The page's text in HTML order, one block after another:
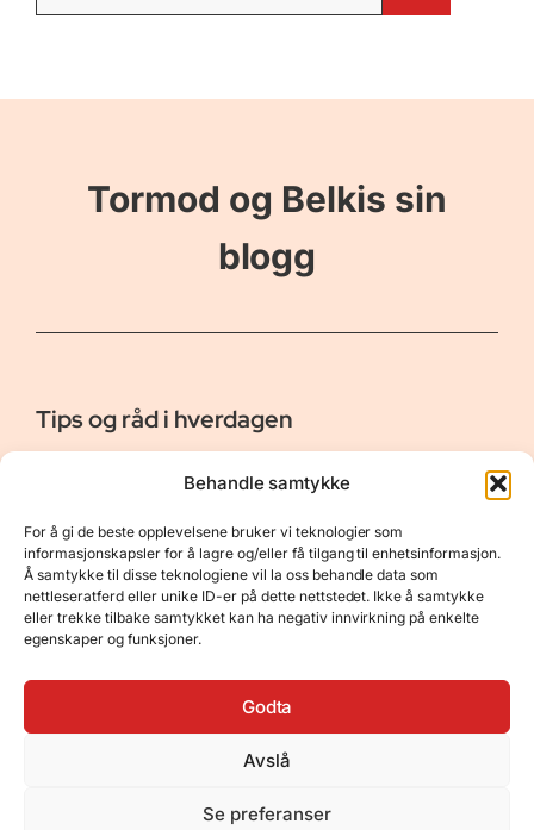
Behandle samtykke
For å gi de beste opplevelsene bruker vi teknologier som
informasjonskapsler for å lagre og/eller få tilgang til enhetsinformasjon.
Å samtykke til disse teknologiene vil la oss behandle data som
nettleseratferd eller unike ID-er på dette nettstedet. Ikke å samtykke
eller trekke tilbake samtykket kan ha negativ innvirkning på enkelte
egenskaper og funksjoner.
Godta
Avslå
Se preferanser
Tormod og Belkis sin
blogg
Tips og råd i hverdagen
Er vår bloggside hvor vi ønsker å dele våre opplevelser og
gi deg råd og tips innen reiser, hotell - og restauranter,
naturopplevelser, personlig pleie, data, film og bøker m.m.
Nyttige Linker
Om oss
Kontakt
Resurser
Personvernerklæring
Opphavsrett
GeneratePress•Hosted by